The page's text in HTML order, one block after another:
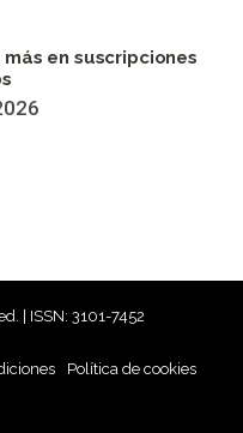
en suscripciones
| ISSN: 3101-7452
Política de cookies